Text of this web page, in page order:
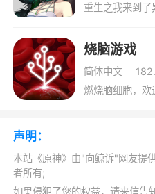
穿过万火的祭场与
的土地上，史无前例的
【新角色】玛拉妮
「哗啦啦逐浪客 ·
「回火之狩 · 基尼
人，使用双手剑的五星
重生之我来到了
烧脑游戏
简体中文
燃烧脑细胞，欢
声明：
本站《原神》由"向鲸诉"网友提
者所有;